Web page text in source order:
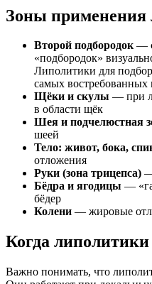
Зоны применения
Второй подбородок—
«подбородок»
Липолитики для
самых востребованных
Щёки и скулы — при
в области щёк
Шея и подчелюстная
шеей
Тело: живот, бока,
отложения
Руки (зона трицепса) —
Бёдра и ягодицы —
бёдер
Колени — жировые
Когда
Важно понимать, что